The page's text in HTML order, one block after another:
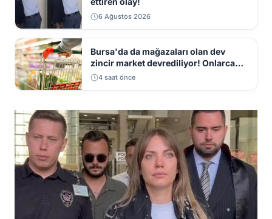
6 Ağustos 2026
Bursa'da da mağazaları olan dev
zincir market devrediliyor! Onlarca
mağaza kapatılacak
4 saat önce